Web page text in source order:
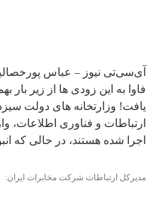
آی‌سی‌تی نیوز – عباس
فاوا به این زودی ها از زیر بار
یافت! وزارتخانه های دولت
ارتباطات و فناوری اطلاعات،
اجرا شده هستند، در حالی که
مدیرکل ارتباطات شرکت مخابرات ایران: